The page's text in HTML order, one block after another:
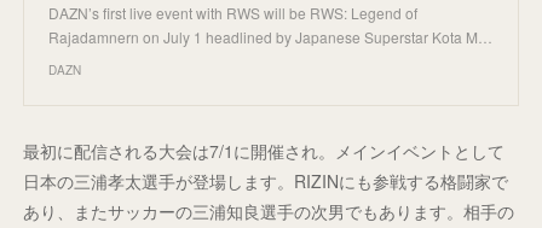
DAZN’s first live event with RWS will be RWS: Legend of
Rajadamnern on July 1 headlined by Japanese Superstar Kota M…
DAZN
最初に配信される大会は7/1に開催され。メインイベントとして
日本の三浦孝太選手が登場します。RIZINにも参戦する格闘家で
あり、またサッカーの三浦知良選手の次男でもあります。相手の